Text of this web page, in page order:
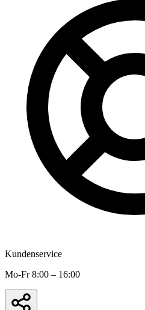
Kundenservice
Mo-Fr 8:00 – 16:00